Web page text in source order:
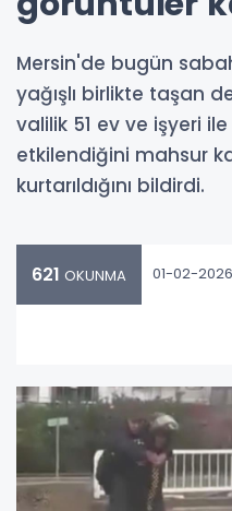
Mersin'de bugün
yağışlı birlikte taşan
valilik 51 ev ve işyeri
etkilendiğini mahsur
kurtarıldığını bildirdi.
621 OKUNMA 01-02-